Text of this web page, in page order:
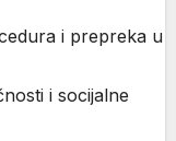
i prepreka u
i socijalne